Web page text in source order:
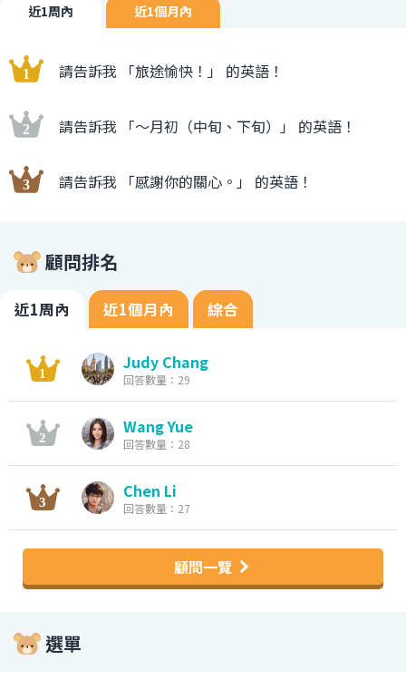
近1周內 近1個月內
請告訴我 「旅途愉快！」 的英語！
請告訴我 「〜月初（中旬、下旬）」 的英語！
請告訴我 「感謝你的關心。」 的英語！
顧問排名
近1周內 近1個月內 綜合
Judy Chang
回答數量：29
Wang Yue
回答數量：28
Chen Li
回答數量：27
顧問一覽
選單